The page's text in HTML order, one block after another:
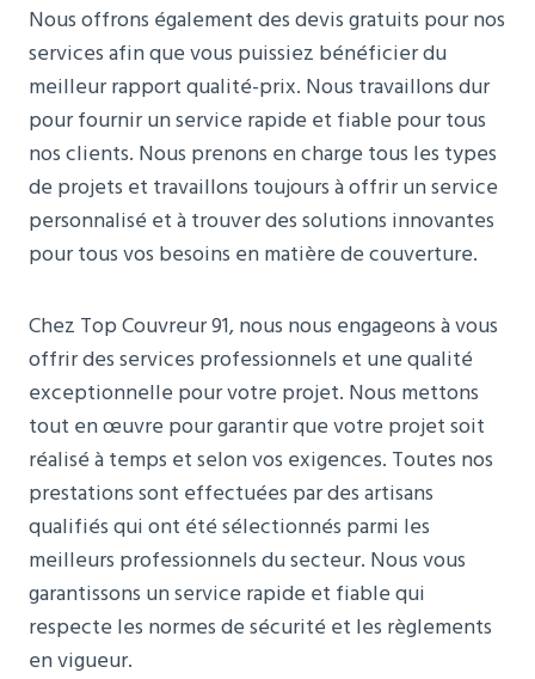
Nous offrons également des devis gratuits pour nos
services afin que vous puissiez bénéficier du
meilleur rapport qualité-prix. Nous travaillons dur
pour fournir un service rapide et fiable pour tous
nos clients. Nous prenons en charge tous les types
de projets et travaillons toujours à offrir un service
personnalisé et à trouver des solutions innovantes
pour tous vos besoins en matière de couverture.
Chez Top Couvreur 91, nous nous engageons à vous
offrir des services professionnels et une qualité
exceptionnelle pour votre projet. Nous mettons
tout en œuvre pour garantir que votre projet soit
réalisé à temps et selon vos exigences. Toutes nos
prestations sont effectuées par des artisans
qualifiés qui ont été sélectionnés parmi les
meilleurs professionnels du secteur. Nous vous
garantissons un service rapide et fiable qui
respecte les normes de sécurité et les règlements
en vigueur.